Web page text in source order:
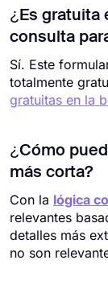
¿Es gratuita
consulta
Sí. Este
totalmente
gratuitas en la
¿Cómo
más corta?
Con la lógica
relevantes
detalles más
no son